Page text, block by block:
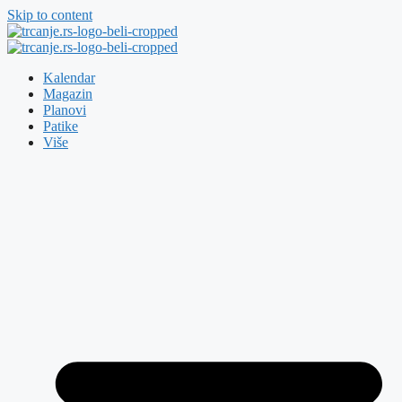
Skip to content
Kalendar
Magazin
Planovi
Patike
Više